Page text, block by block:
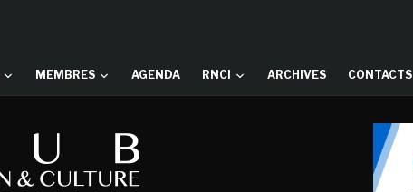
MEMBRES AGENDA RNCI ARCHIVES CONTACTS